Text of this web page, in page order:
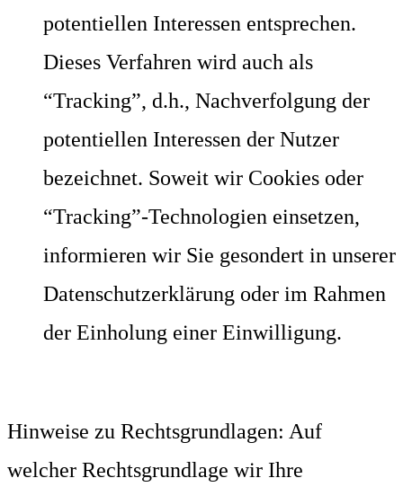
potentiellen Interessen entsprechen.
Dieses Verfahren wird auch als
“Tracking”, d.h., Nachverfolgung der
potentiellen Interessen der Nutzer
bezeichnet. Soweit wir Cookies oder
“Tracking”-Technologien einsetzen,
informieren wir Sie gesondert in unserer
Datenschutzerklärung oder im Rahmen
der Einholung einer Einwilligung.
Hinweise zu Rechtsgrundlagen: Auf
welcher Rechtsgrundlage wir Ihre